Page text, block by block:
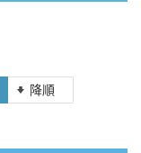
降順